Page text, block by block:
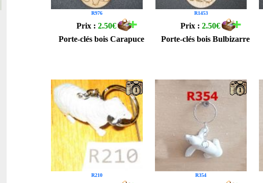
R976
Prix :2.50€
Porte-clés bois Carapuce
R1453
Prix :2.50€
Porte-clés bois Bulbizarre
R210
1
R354
1